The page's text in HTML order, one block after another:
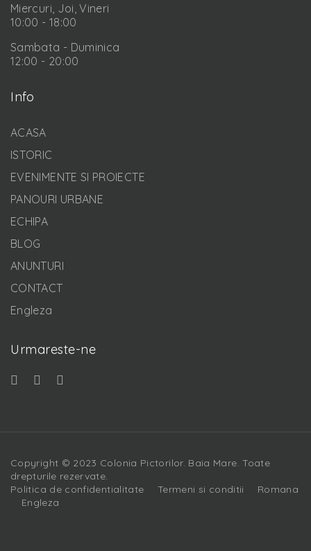
Miercuri, Joi, Vineri
10:00 - 18:00
Sambata - Duminica
12:00 - 20:00
Info
ACASA
ISTORIC
EVENIMENTE SI PROIECTE
PANOURI URBANE
ECHIPA
BLOG
ANUNTURI
CONTACT
Engleza
Urmareste-ne
Copyright © 2023 Colonia Pictorilor. Baia Mare. Toate
drepturile rezervate.
Politica de confidentialitate
Termeni si conditii
Romana
Engleza